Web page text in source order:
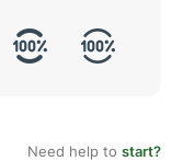
Need help to start?